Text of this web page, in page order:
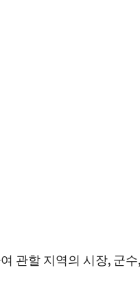
관할 지역의 시장, 군